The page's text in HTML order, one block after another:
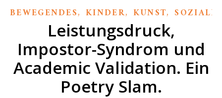
BEWEGENDES, KINDER, KUNST,
Leistungsdruck,
Impostor-Syndrom und
Academic Validation. Ein
Poetry Slam.